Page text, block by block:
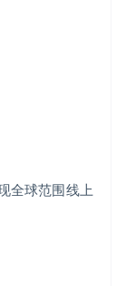
全球范围线上